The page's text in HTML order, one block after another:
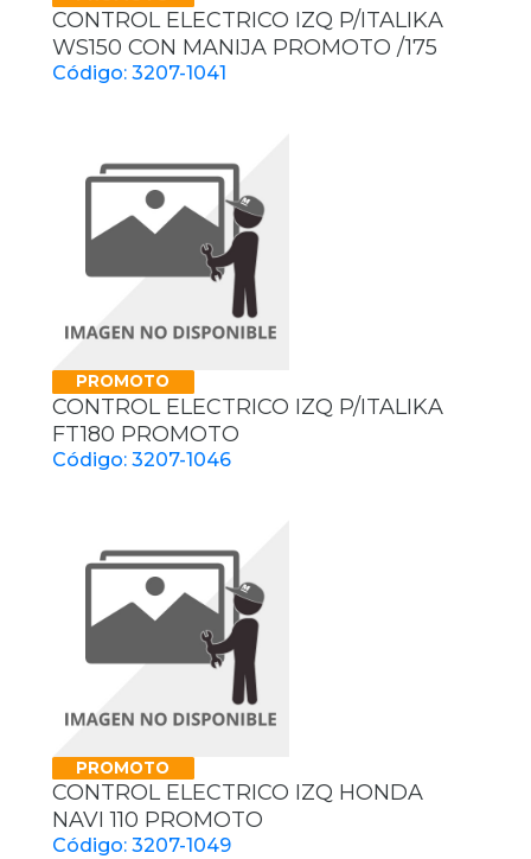
CONTROL ELECTRICO IZQ P/ITALIKA
WS150 CON MANIJA PROMOTO /175
Código: 3207-1041
PROMOTO
CONTROL ELECTRICO IZQ P/ITALIKA
FT180 PROMOTO
Código: 3207-1046
PROMOTO
CONTROL ELECTRICO IZQ HONDA
NAVI 110 PROMOTO
Código: 3207-1049